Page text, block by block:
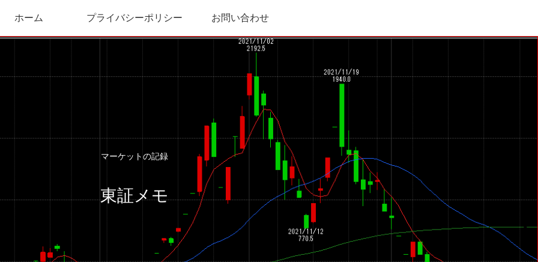
マーケットの記録
東証メモ
ホーム プライバシーポリシー お問い合わせ